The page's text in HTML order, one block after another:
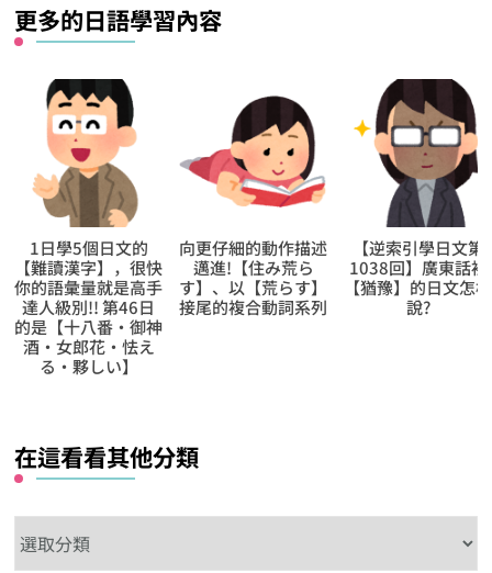
更多的日語學習內容
向更仔細的動作描述
邁進!【住み荒ら
す】、以【荒らす】
接尾的複合動詞系列
【逆索引學日文第
1038回】廣東話裡
【猶豫】的日文怎樣
說?
用聽解聽熟日語第
289回【這個學期什
麼時候放假？】的日
常表現
在這看看其他分類
這